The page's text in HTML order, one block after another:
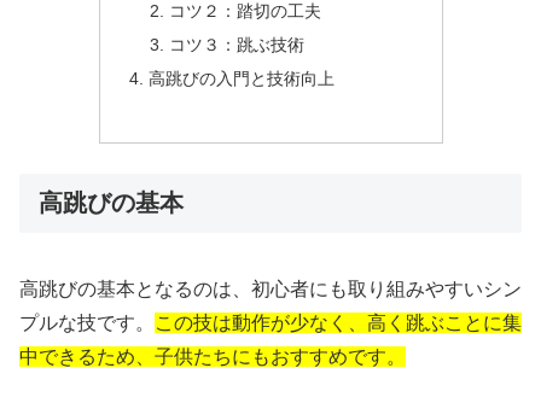
コツ２：踏切の工夫
コツ３：跳ぶ技術
高跳びの入門と技術向上
高跳びの基本
高跳びの基本となるのは、初心者にも取り組みやすいシン
プルな技です。
この技は動作が少なく、高く跳ぶことに集
中できるため、子供たちにもおすすめです。